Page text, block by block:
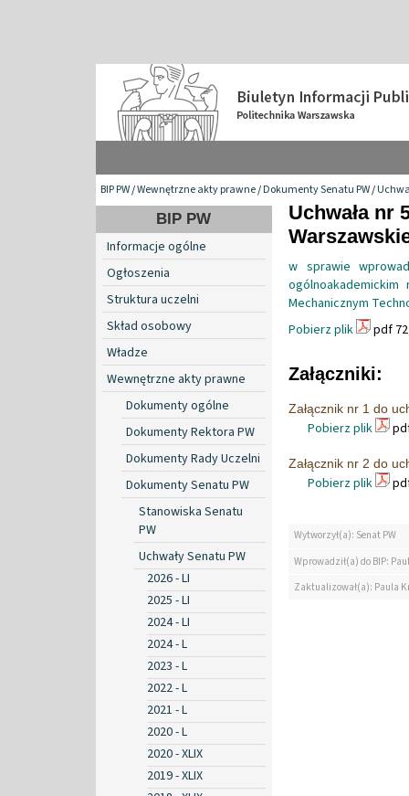
BIP PW/Wewnętrzne akty prawne/Dokumenty Senatu PW/
BIP PW
Informacje ogólne
Ogłoszenia
Struktura uczelni
Skład osobowy
Władze
Wewnętrzne akty prawne
Dokumenty ogólne
Dokumenty Rektora PW
Dokumenty Rady Uczelni
Dokumenty Senatu PW
Stanowiska Senatu
PW
Uchwały Senatu PW
2026 - LI
2025 - LI
2024 - LI
2024 - L
2023 - L
2022 - L
2021 - L
2020 - L
2020 - XLIX
2019 - XLIX
Uchwała nr
w sprawie
Mechanicznym
Pobierz plik
pdf
Załączniki:
Załącznik nr 1 do
Pobierz plik
Załącznik nr 2 do
Pobierz plik
Wytworzył(a): Senat PW
Wprowadził(a) do BIP:
Zaktualizował(a): Paula